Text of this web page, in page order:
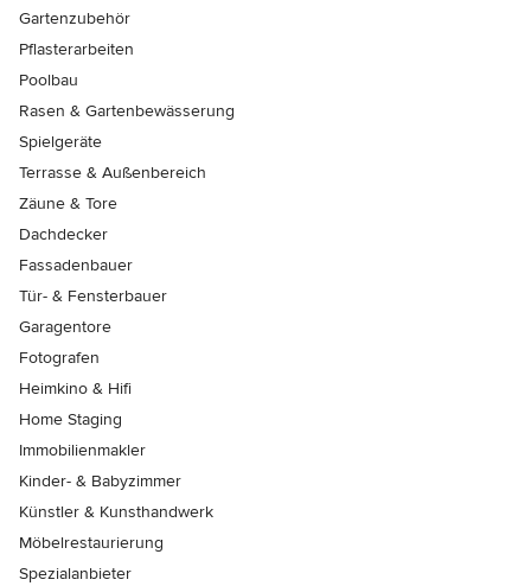
Gartenzubehör
Pflasterarbeiten
Poolbau
Rasen & Gartenbewässerung
Spielgeräte
Terrasse & Außenbereich
Zäune & Tore
Dachdecker
Fassadenbauer
Tür- & Fensterbauer
Garagentore
Fotografen
Heimkino & Hifi
Home Staging
Immobilienmakler
Kinder- & Babyzimmer
Künstler & Kunsthandwerk
Möbelrestaurierung
Spezialanbieter